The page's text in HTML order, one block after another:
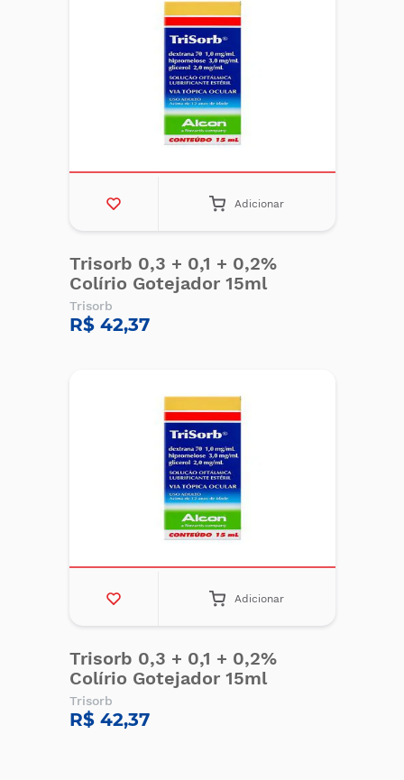
Adicionar
Trisorb 0,3 + 0,1 + 0,2%
Colírio Gotejador 15ml
Trisorb
R$ 42,37
Adicionar
Trisorb 0,3 + 0,1 + 0,2%
Colírio Gotejador 15ml
Trisorb
R$ 42,37